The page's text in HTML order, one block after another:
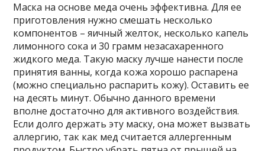
Маска на основе меда очень эффективна. Для ее
приготовления нужно смешать несколько
компонентов – яичный желток, несколько капель
лимонного сока и 30 грамм незасахаренного
жидкого меда. Такую маску лучше нанести после
принятия ванны, когда кожа хорошо распарена
(можно специально распарить кожу). Оставить ее
на десять минут. Обычно данного времени
вполне достаточно для активного воздействия.
Если долго держать эту маску, она может вызвать
аллергию, так как мед считается аллергенным